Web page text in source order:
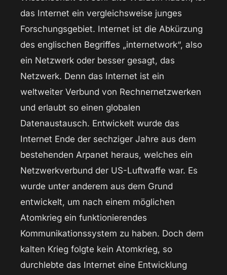
das Internet ein vergleichsweise junges
Forschungsgebiet. Internet ist die Abkürzung
des englischen Begriffes „internetwork“, also
ein Netzwerk oder besser gesagt, das
Netzwerk. Denn das Internet ist ein
weltweiter Verbund von Rechnernetzwerken
und erlaubt so einen globalen
Datenaustausch. Entwickelt wurde das
Internet Ende der sechziger Jahre aus dem
bestehenden Arpanet heraus, welches ein
Netzwerkverbund der US-Luftwaffe war. Es
wurde unter anderem aus dem Grund
entwickelt, um nach einem möglichen
Atomkrieg ein funktionierendes
Kommunikationssystem zu haben. Doch dem
kalten Krieg folgte kein Atomkrieg, so
durchlebte das Internet eine Entwicklung